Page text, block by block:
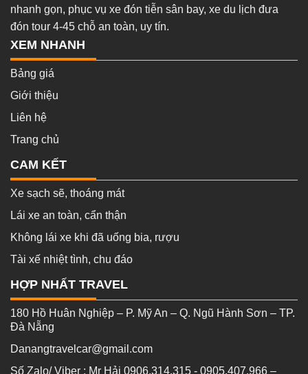
nhanh gọn, phục vụ xe đón tiễn sân bay, xe du lịch đưa
đón tour 4-45 chỗ an toàn, uy tín.
XEM NHANH
Bảng giá
Giới thiệu
Liên hệ
Trang chủ
CAM KẾT
Xe sạch sẽ, thoáng mát
Lái xe an toàn, cẩn thận
Không lái xe khi đã uống bia, rượu
Tài xế nhiệt tình, chu đáo
HỢP NHẤT TRAVEL
180 Hồ Huân Nghiệp – P. Mỹ An – Q. Ngũ Hành Sơn – TP.
Đà Nẵng
Danangtravelcar@gmail.com
Số Zalo/ Viber : Mr Hải 0906.314.315 - 0905.407.966 –